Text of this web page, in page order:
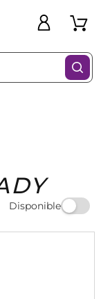
Bons
Plans
Disponible
Filtres